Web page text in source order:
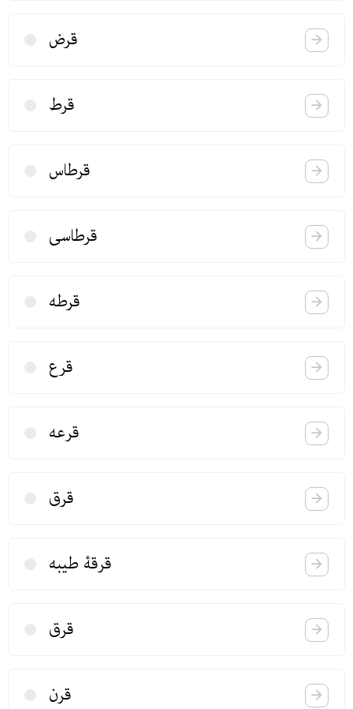
قرض
قرط
قرطاس
قرطاسی
قرطه
قرع
قرعه
قرق
قرقۀ‌‌ طیبه
قرق
قرن